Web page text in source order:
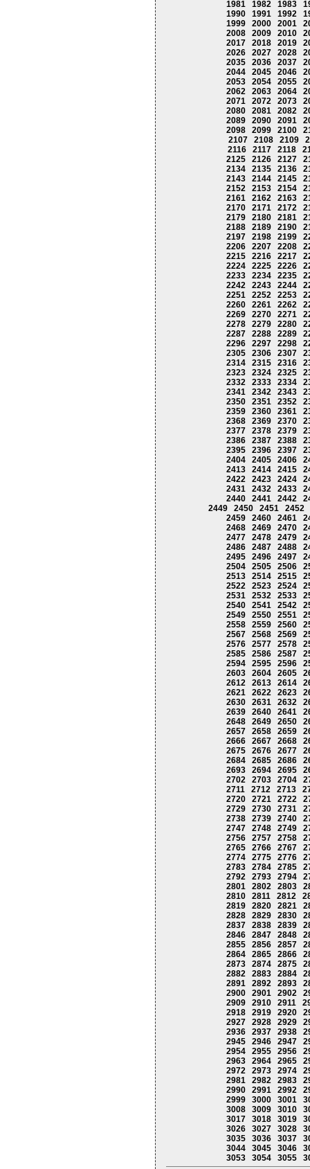
1981 1982 1983
1990
1991 1992
1999
2000 2001
2008
2009 2010
2017
2018 2019
2026
2027 2028
2035
2036 2037
2044
2045 2046
2053
2054 2055
2062
2063 2064
2071
2072 2073
2080
2081 2082
2089
2090 2091
2098
2099 2100
2107
2108 2109
2116
2117 2118
2125
2126 2127
2134
2135 2136
2143
2144 2145
2152
2153 2154
2161
2162 2163
2170
2171 2172
2179
2180 2181
2188
2189 2190
2197
2198 2199
2206
2207 2208
2215
2216 2217
2224
2225 2226
2233
2234 2235
2242
2243 2244
2251
2252 2253
2260
2261 2262
2269
2270 2271
2278
2279 2280
2287
2288 2289
2296
2297 2298
2305
2306 2307
2314
2315 2316
2323
2324 2325
2332
2333 2334
2341
2342 2343
2350
2351 2352
2359
2360 2361
2368
2369 2370
2377
2378 2379
2386
2387 2388
2395
2396 2397
2404
2405 2406
2413
2414 2415
2422
2423 2424
2431
2432 2433
2440
2441 2442
2449
2450 2451
2452
2459
2460 2461
2468
2469 2470
2477
2478 2479
2486
2487 2488
2495
2496 2497
2504
2505 2506
2513
2514 2515
2522
2523 2524
2531
2532 2533
2540
2541 2542
2549
2550 2551
2558
2559 2560
2567
2568 2569
2576
2577 2578
2585
2586 2587
2594
2595 2596
2603
2604 2605
2612
2613 2614
2621
2622 2623
2630
2631 2632
2639
2640 2641
2648
2649 2650
2657
2658 2659
2666
2667 2668
2675
2676 2677
2684
2685 2686
2693
2694 2695
2702
2703 2704
2711
2712 2713
2720
2721 2722
2729
2730 2731
2738
2739 2740
2747
2748 2749
2756
2757 2758
2765
2766 2767
2774
2775 2776
2783
2784 2785
2792
2793 2794
2801
2802 2803
2810
2811 2812
2819
2820 2821
2828
2829 2830
2837
2838 2839
2846
2847 2848
2855
2856 2857
2864
2865 2866
2873
2874 2875
2882
2883 2884
2891
2892 2893
2900
2901 2902
2909
2910 2911
2918
2919 2920
2927
2928 2929
2936
2937 2938
2945
2946 2947
2954
2955 2956
2963
2964 2965
2972
2973 2974
2981
2982 2983
2990
2991 2992
2999
3000 3001
3008
3009 3010
3017
3018 3019
3026
3027 3028
3035
3036 3037
3044
3045 3046
3053
3054 3055